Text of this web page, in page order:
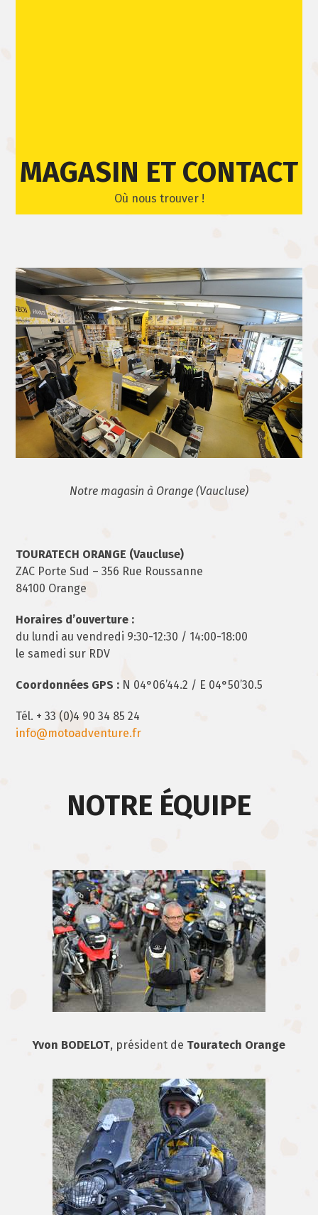
MAGASIN ET CONTACT
Où nous trouver !
Notre magasin à Orange (Vaucluse)
TOURATECH ORANGE (Vaucluse)
ZAC Porte Sud – 356 Rue Roussanne
84100 Orange
Horaires d’ouverture :
du lundi au vendredi 9:30-12:30 / 14:00-18:00
le samedi sur RDV
Coordonnées GPS : N 04°06’44.2 / E 04°50’30.5
Tél. + 33 (0)4 90 34 85 24
info@motoadventure.fr
NOTRE ÉQUIPE
Yvon BODELOT, président de Touratech Orange